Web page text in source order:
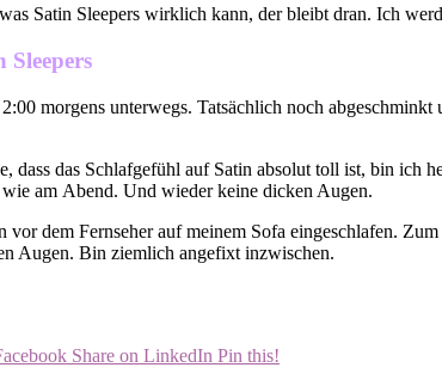
Satin Sleepers wirklich kann, der bleibt dran. Ich
Sleepers
morgens unterwegs. Tatsächlich noch
dass das Schlafgefühl auf Satin absolut toll ist, bin ich
am Abend. Und wieder keine dicken Augen.
dem Fernseher auf meinem Sofa eingeschlafen.
Augen. Bin ziemlich angefixt inzwischen.
Share on LinkedIn Pin this!